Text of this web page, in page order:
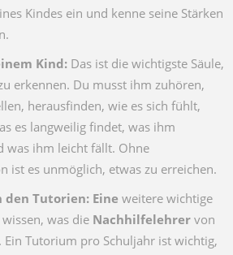
Kindes ein und kenne seine Stärken
Kind: Das ist die wichtigste Säule,
erkennen. Du musst ihm zuhören,
herausfinden, wie es sich fühlt,
es langweilig findet, was ihm
was ihm leicht fällt. Ohne
ist es unmöglich, etwas zu erreichen.
den Tutorien: Eine weitere wichtige
was die Nachhilfelehrer von
Tutorium pro Schuljahr ist wichtig,